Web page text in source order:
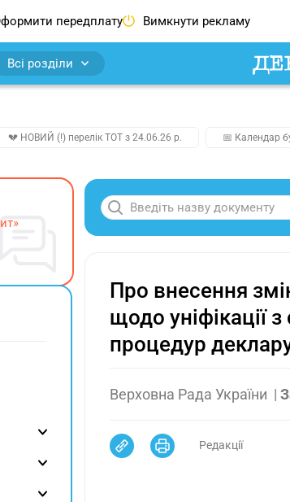
передплату Вимкнути рекламу
Всі розділи
💔 НОВИЙ (!) перелік ТОТ з 24.06.26 р. 📅 Календар
Про внесення
щодо уніфікації
процедур
Верховна Рада України |
Редакції